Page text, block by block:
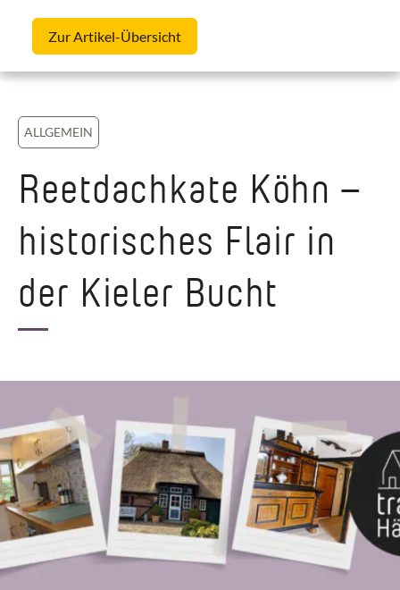
Zur Artikel-Übersicht
ALLGEMEIN
Reetdachkate Köhn –
historisches Flair in
der Kieler Bucht